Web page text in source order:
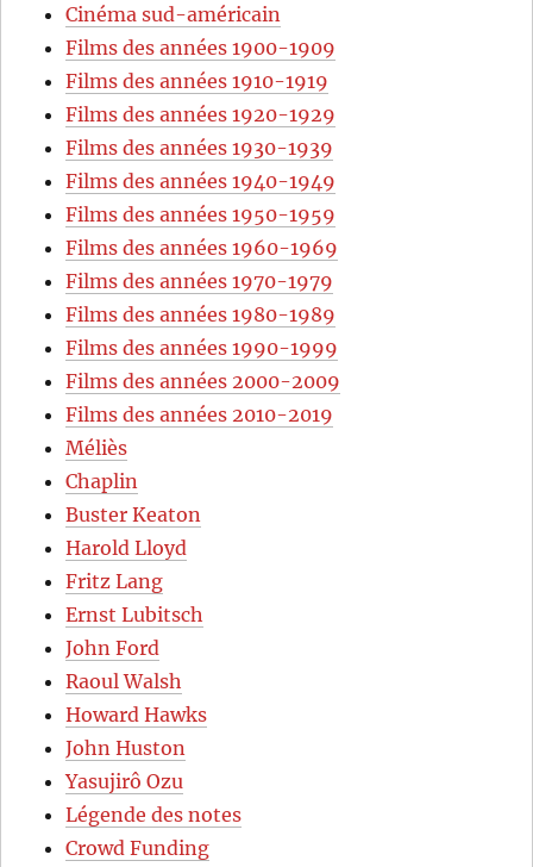
Cinéma sud-américain
Films des années 1900-1909
Films des années 1910-1919
Films des années 1920-1929
Films des années 1930-1939
Films des années 1940-1949
Films des années 1950-1959
Films des années 1960-1969
Films des années 1970-1979
Films des années 1980-1989
Films des années 1990-1999
Films des années 2000-2009
Films des années 2010-2019
Méliès
Chaplin
Buster Keaton
Harold Lloyd
Fritz Lang
Ernst Lubitsch
John Ford
Raoul Walsh
Howard Hawks
John Huston
Yasujirô Ozu
Légende des notes
Crowd Funding